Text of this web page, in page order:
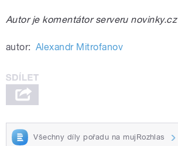
Autor je komentátor serveru novinky.cz
autor: Alexandr Mitrofanov
Všechny díly pořadu na mujRozhlas